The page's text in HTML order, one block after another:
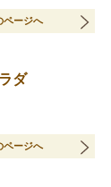
ページへ
ダ
ページへ